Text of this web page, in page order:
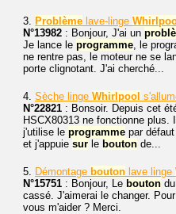
3. Problème lave-linge
N°13982 : Bonjour, J'ai un
Je lance le programme, le
ne rentre pas, le moteur ne se
porte clignotant. J'ai cherché...
4. Sèche linge Whirlpool
N°22821 : Bonsoir. Depuis cet
HSCX80313 ne fonctionne plus.
j'utilise le programme par
et j'appuie sur le bouton de...
5. Démontage bouton lave linge
N°15751 : Bonjour, Le bouton
cassé. J'aimerai le changer.
vous m'aider ? Merci.